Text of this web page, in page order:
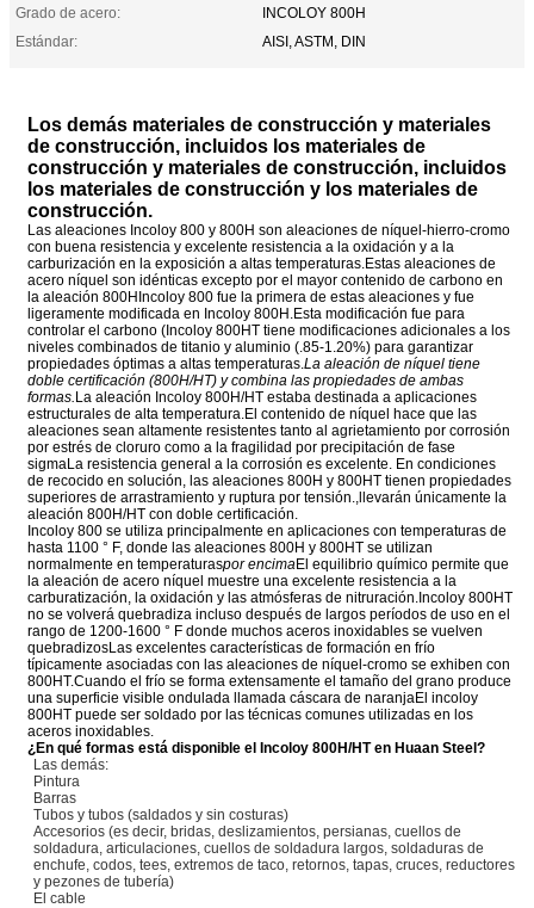
Grado de acero:
INCOLOY 800H
Estándar:
AISI, ASTM, DIN
Los demás materiales de construcción y materiales
de construcción, incluidos los materiales de
construcción y materiales de construcción, incluidos
los materiales de construcción y los materiales de
construcción.
Las aleaciones Incoloy 800 y 800H son aleaciones de níquel-hierro-cromo
con buena resistencia y excelente resistencia a la oxidación y a la
carburización en la exposición a altas temperaturas.Estas aleaciones de
acero níquel son idénticas excepto por el mayor contenido de carbono en
la aleación 800HIncoloy 800 fue la primera de estas aleaciones y fue
ligeramente modificada en Incoloy 800H.Esta modificación fue para
controlar el carbono (Incoloy 800HT tiene modificaciones adicionales a los
niveles combinados de titanio y aluminio (.85-1.20%) para garantizar
propiedades óptimas a altas temperaturas.La aleación de níquel tiene
doble certificación (800H/HT) y combina las propiedades de ambas
formas.La aleación Incoloy 800H/HT estaba destinada a aplicaciones
estructurales de alta temperatura.El contenido de níquel hace que las
aleaciones sean altamente resistentes tanto al agrietamiento por corrosión
por estrés de cloruro como a la fragilidad por precipitación de fase
sigmaLa resistencia general a la corrosión es excelente. En condiciones
de recocido en solución, las aleaciones 800H y 800HT tienen propiedades
superiores de arrastramiento y ruptura por tensión.,llevarán únicamente la
aleación 800H/HT con doble certificación.
Incoloy 800 se utiliza principalmente en aplicaciones con temperaturas de
hasta 1100 ° F, donde las aleaciones 800H y 800HT se utilizan
normalmente en temperaturaspor encimaEl equilibrio químico permite que
la aleación de acero níquel muestre una excelente resistencia a la
carburatización, la oxidación y las atmósferas de nitruración.Incoloy 800HT
no se volverá quebradiza incluso después de largos períodos de uso en el
rango de 1200-1600 ° F donde muchos aceros inoxidables se vuelven
quebradizosLas excelentes características de formación en frío
típicamente asociadas con las aleaciones de níquel-cromo se exhiben con
800HT.Cuando el frío se forma extensamente el tamaño del grano produce
una superficie visible ondulada llamada cáscara de naranjaEl incoloy
800HT puede ser soldado por las técnicas comunes utilizadas en los
aceros inoxidables.
¿En qué formas está disponible el Incoloy 800H/HT en Huaan Steel?
Las demás:
Pintura
Barras
Tubos y tubos (saldados y sin costuras)
Accesorios (es decir, bridas, deslizamientos, persianas, cuellos de
soldadura, articulaciones, cuellos de soldadura largos, soldaduras de
enchufe, codos, tees, extremos de taco, retornos, tapas, cruces, reductores
y pezones de tubería)
El cable